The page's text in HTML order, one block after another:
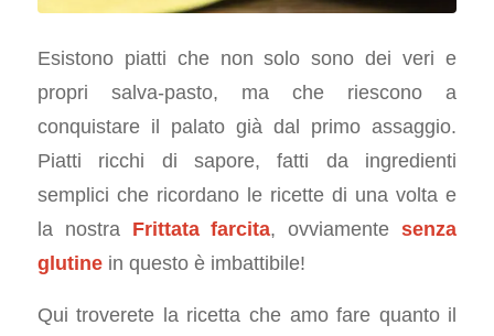
Esistono piatti che non solo sono dei veri e
propri salva-pasto, ma che riescono a
conquistare il palato già dal primo assaggio.
Piatti ricchi di sapore, fatti da ingredienti
semplici che ricordano le ricette di una volta e
la nostra Frittata farcita, ovviamente senza
glutinein questo è imbattibile!
Qui troverete la ricetta che amo fare quanto il